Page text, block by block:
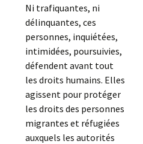
Ni trafiquantes, ni
délinquantes, ces
personnes, inquiétées,
intimidées, poursuivies,
défendent avant tout
les droits humains. Elles
agissent pour protéger
les droits des personnes
migrantes et réfugiées
auxquels les autorités